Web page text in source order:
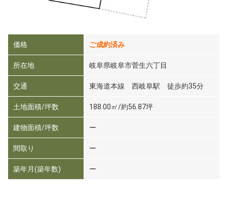
価格 ご成約済み
所在地 岐阜県岐阜市菅生六丁目
交通 東海道本線 西岐阜駅 徒歩約35分
土地面積/坪数 188.00㎡/約56.87坪
建物面積/坪数 ー
間取り ー
築年月(築年数) ー